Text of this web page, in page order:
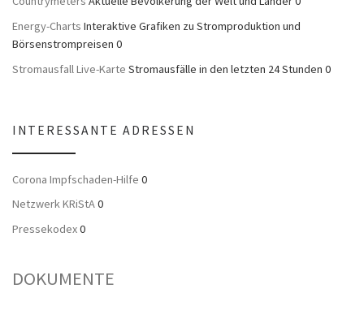
Energy-Charts Interaktive Grafiken zu Stromproduktion und
Börsenstrompreisen 0
Stromausfall Live-Karte Stromausfälle in den letzten 24 Stunden 0
INTERESSANTE ADRESSEN
Corona Impfschaden-Hilfe 0
Netzwerk KRiStA0
Pressekodex0
DOKUMENTE